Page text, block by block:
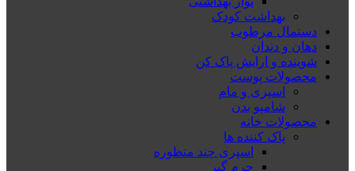
بهداشت کودک
دستمال مرطوب
دهان و دندان
شوینده و ارایش پاک کن
محصولات پوست
اسپری و مام
شامپو بدن
محصولات خانه
پاک کننده ها
اسپری چند منظوره
جرم گیر